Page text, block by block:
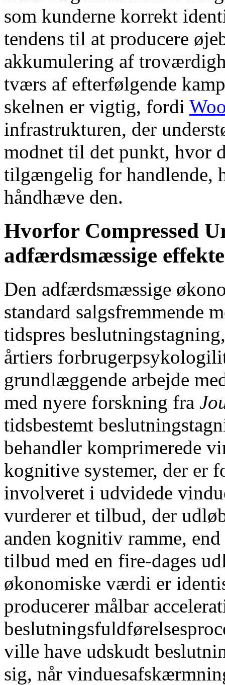
som kunderne korrekt
tendens til at producere
akkumulering af
tværs af efterfølgende
skelnen er vigtig, fordi
infrastrukturen, der
modnet til det punkt, hvor
tilgængelig for handlende,
håndhæve den.
Hvorfor Compressed
adfærdsmæssige
Den adfærdsmæssige
standard salgsfremmende
tidspres
årtiers
grundlæggende arbejde
med nyere forskning fra
tidsbestemt
behandler komprimerede
kognitive systemer, der er
involveret i udvidede
vurderer et tilbud, der
anden kognitiv ramme,
tilbud med en fire-dages
økonomiske værdi er
producerer målbar
ville have udskudt
sig, når